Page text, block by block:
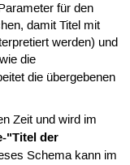
für den
damit Titel mit
werden) und
die
die übergebenen
Zeit und wird im
"Titel der
Schema kann im